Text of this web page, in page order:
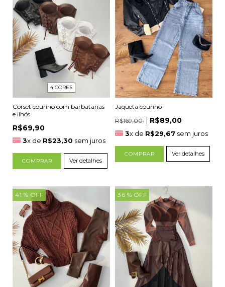
4 CORES
Corset courino com barbatanas
e ilhós
R$69,90
3x de R$23,30 sem juros
COMPRAR Ver detalhes
Jaqueta courino
R$169,00
R$89,00
3x de R$29,67 sem juros
COMPRAR Ver detalhes
41 % OFF 36 % OFF